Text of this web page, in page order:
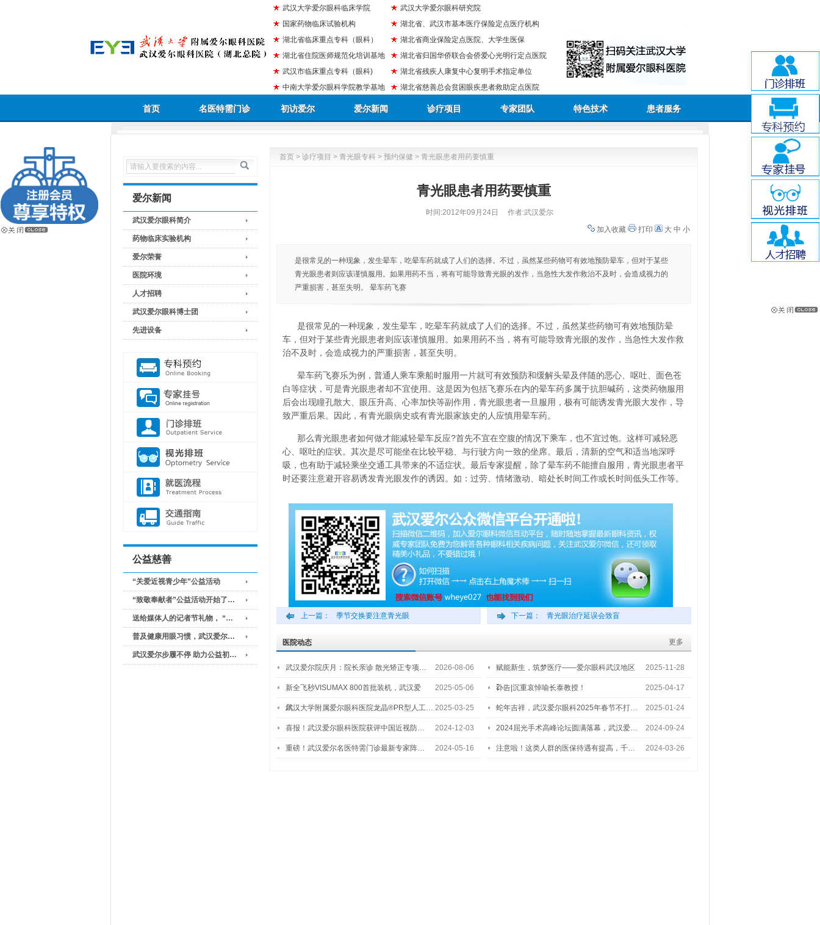
武汉大学爱尔眼科临床学院
国家药物临床试验机构
湖北省临床重点专科（眼科）
湖北省住院医师规范化培训基地
武汉市临床重点专科（眼科)
中南大学爱尔眼科学院教学基地
武汉大学爱尔眼科研究院
湖北省、武汉市基本医疗保险定点医疗机构
湖北省商业保险定点医院、大学生医保
湖北省归国华侨联合会侨爱心光明行定点医院
湖北省残疾人康复中心复明手术指定单位
湖北省慈善总会贫困眼疾患者救助定点医院
首页 名医特需门诊 初访爱尔 爱尔新闻 诊疗项目 专家团队 特色技术 患者服务
爱尔新闻
武汉爱尔眼科简介
药物临床实验机构
爱尔荣誉
医院环境
人才招聘
武汉爱尔眼科博士团
先进设备
公益慈善
“关爱近视青少年”公益活动
“致敬奉献者”公益活动开始了…
送给媒体人的记者节礼物， “…
普及健康用眼习惯，武汉爱尔…
武汉爱尔步履不停 助力公益初…
首页 > 诊疗项目 > 青光眼专科 > 预约保健 > 青光眼患者用药要慎重
青光眼患者用药要慎重
时间:2012年09月24日
作者:武汉爱尔
加入收藏
打印 大 中 小
是很常见的一种现象，发生晕车，吃晕车药就成了人们的选择。不过，虽然某些药物可有效地预防晕车，但对于某些
青光眼患者则应该谨慎服用。如果用药不当，将有可能导致青光眼的发作，当急性大发作救治不及时，会造成视力的
严重损害，甚至失明。 晕车药飞赛
是很常见的一种现象，发生晕车，吃晕车药就成了人们的选择。不过，虽然某些药物可有效地预防晕
车，但对于某些青光眼患者则应该谨慎服用。如果用药不当，将有可能导致青光眼的发作，当急性大发作救
治不及时，会造成视力的严重损害，甚至失明。
晕车药飞赛乐为例，普通人乘车乘船时服用一片就可有效预防和缓解头晕及伴随的恶心、呕吐、面色苍
白等症状，可是青光眼患者却不宜使用。这是因为包括飞赛乐在内的晕车药多属于抗胆碱药，这类药物服用
后会出现瞳孔散大、眼压升高、心率加快等副作用，青光眼患者一旦服用，极有可能诱发青光眼大发作，导
致严重后果。因此，有青光眼病史或有青光眼家族史的人应慎用晕车药。
那么青光眼患者如何做才能减轻晕车反应?首先不宜在空腹的情况下乘车，也不宜过饱。这样可减轻恶
心、呕吐的症状。其次是尽可能坐在比较平稳、与行驶方向一致的坐席。最后，清新的空气和适当地深呼
吸，也有助于减轻乘坐交通工具带来的不适症状。最后专家提醒，除了晕车药不能擅自服用，青光眼患者平
时还要注意避开容易诱发青光眼发作的诱因。如：过劳、情绪激动、暗处长时间工作或长时间低头工作等。
上一篇： 季节交换要注意青光眼 下一篇： 青光眼治疗延误会致盲
更多
医院动态
武汉爱尔院庆月：院长亲诊 散光矫正专项… 2026-08-06 赋能新生，筑梦医疗——爱尔眼科武汉地区
2…
2025-11-28
新全飞秒VISUMAX 800首批装机，武汉爱
尔…
2025-05-06 讣告|沉重哀悼喻长泰教授！ 2025-04-17
武汉大学附属爱尔眼科医院龙晶®PR型人工… 2025-03-25 蛇年吉祥，武汉爱尔眼科2025年春节不打… 2025-01-24
喜报！武汉爱尔眼科医院获评中国近视防… 2024-12-03 2024屈光手术高峰论坛圆满落幕，武汉爱… 2024-09-24
重磅！武汉爱尔名医特需门诊最新专家阵… 2024-05-16 注意啦！这类人群的医保待遇有提高，千… 2024-03-26